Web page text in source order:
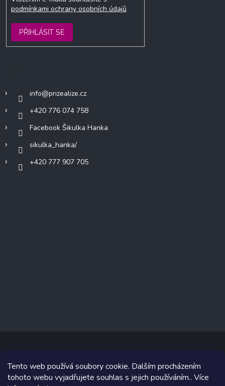
Tento web používá soubory cookie. Dalším procházením
tohoto webu vyjadřujete souhlas s jejich používáním.. Více
podmínkami ochrany osobních údajů
PŘIHLÁSIT SE
info@prizealize.cz
+420 776 074 758
Facebook Šikulka Hanka
sikulka_hanka/
+420 777 907 705
Copyright 2026www.prizealize.cz. Všechna práva vyhrazena.